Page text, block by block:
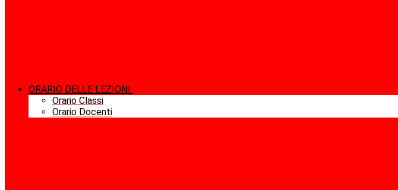
ORARIO DELLE LEZIONI
Orario Classi
Orario Docenti